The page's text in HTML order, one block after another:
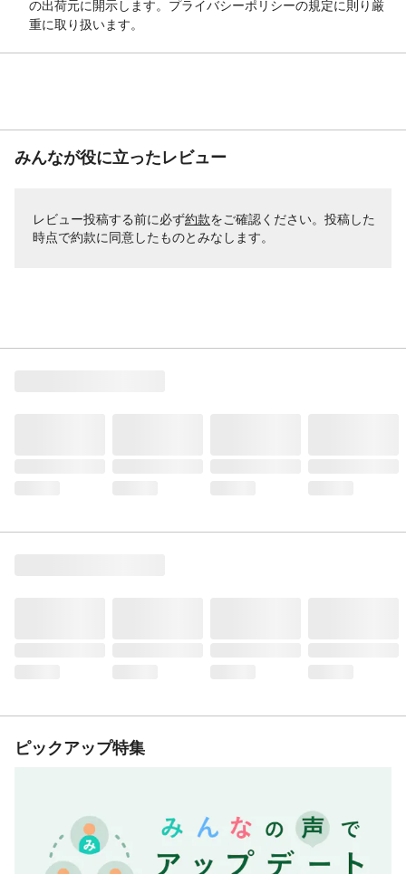
の出荷元に開示します。プライバシーポリシーの規定に則り厳
重に取り扱います。
みんなが役に立ったレビュー
レビュー投稿する前に必ず約款をご確認ください。投稿した
時点で約款に同意したものとみなします。
ピックアップ特集